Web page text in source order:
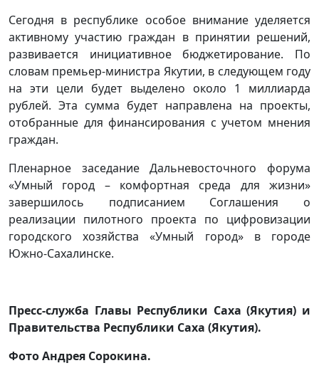
Сегодня в республике особое внимание уделяется
активному участию граждан в принятии решений,
развивается инициативное бюджетирование. По
словам премьер-министра Якутии, в следующем году
на эти цели будет выделено около 1 миллиарда
рублей. Эта сумма будет направлена на проекты,
отобранные для финансирования с учетом мнения
граждан.
Пленарное заседание Дальневосточного форума
«Умный город – комфортная среда для жизни»
завершилось подписанием Соглашения о
реализации пилотного проекта по цифровизации
городского хозяйства «Умный город» в городе
Южно-Сахалинске.
Пресс-служба Главы Республики Саха (Якутия) и
Правительства Республики Саха (Якутия).
Фото Андрея Сорокина.